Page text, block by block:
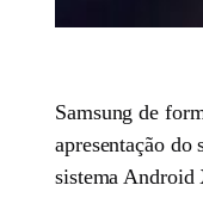
Samsung de
apresentação
sistema Android